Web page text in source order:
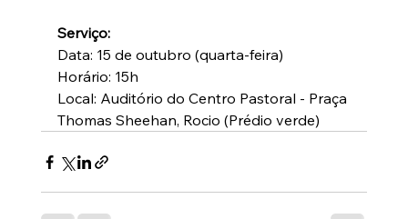
Serviço:
Data: 15 de outubro (quarta-feira)
Horário: 15h
Local: Auditório do Centro Pastoral - Praça
Thomas Sheehan, Rocio (Prédio verde)